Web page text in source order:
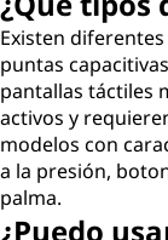
Existen
puntas
pantallas táctiles
activos y
modelos con
a la presión,
palma.
¿Puedo